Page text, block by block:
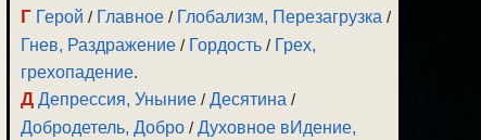
Г Герой / Главное / Глобализм, Перезагрузка /
Гнев, Раздражение / Гордость / Грех,
грехопадение.
Д Депрессия, Уныние /Десятина /
Добродетель, Добро /Духовное вИдение,